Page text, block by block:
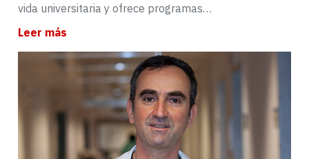
vida universitaria y ofrece programas…
Leer más